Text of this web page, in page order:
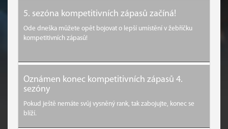
5. sezóna kompetitivních zápasů začíná!
Ode dneška můžete opět bojovat o lepší umístění v žebříčku
kompetitivních zápasů!
Oznámen konec kompetitivních zápasů 4.
sezóny
Pokud ještě nemáte svůj vysněný rank, tak zabojujte, konec se
blíží.